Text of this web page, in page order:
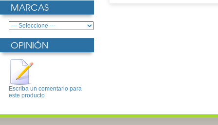
MARCAS
OPINIÓN
Escriba un comentario para
este producto